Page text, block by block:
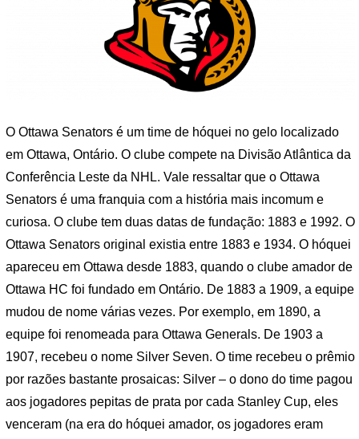
O Ottawa Senators é um time de hóquei no gelo localizado
em Ottawa, Ontário. O clube compete na Divisão Atlântica da
Conferência Leste da NHL. Vale ressaltar que o Ottawa
Senators é uma franquia com a história mais incomum e
curiosa. O clube tem duas datas de fundação: 1883 e 1992. O
Ottawa Senators original existia entre 1883 e 1934. O hóquei
apareceu em Ottawa desde 1883, quando o clube amador de
Ottawa HC foi fundado em Ontário. De 1883 a 1909, a equipe
mudou de nome várias vezes. Por exemplo, em 1890, a
equipe foi renomeada para Ottawa Generals. De 1903 a
1907, recebeu o nome Silver Seven. O time recebeu o prêmio
por razões bastante prosaicas: Silver – o dono do time pagou
aos jogadores pepitas de prata por cada Stanley Cup, eles
venceram (na era do hóquei amador, os jogadores eram